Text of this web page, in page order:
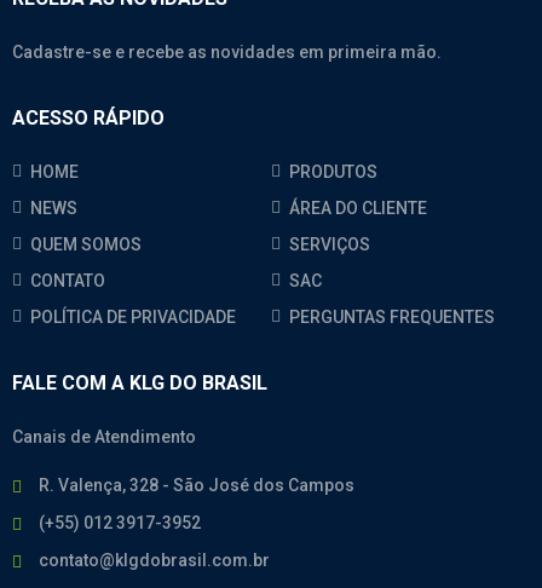
Cadastre-se e recebe as novidades em primeira mão.
ACESSO RÁPIDO
HOME
PRODUTOS
NEWS
ÁREA DO CLIENTE
QUEM SOMOS
SERVIÇOS
CONTATO
SAC
POLÍTICA DE PRIVACIDADE
PERGUNTAS FREQUENTES
FALE COM A KLG DO BRASIL
Canais de Atendimento
R. Valença, 328 - São José dos Campos
(+55) 012 3917-3952
contato@klgdobrasil.com.br